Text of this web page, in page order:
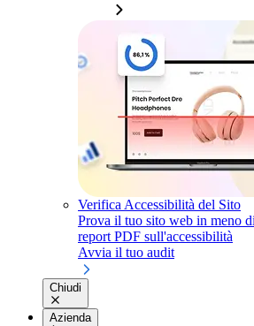
Verifica Accessibilità del Sito
Prova il tuo sito web in meno
report PDF sull'accessibilità
Avvia il tuo audit
Chiudi
Azienda